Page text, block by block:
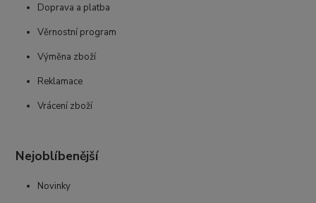
Doprava a platba
Věrnostní program
Výměna zboží
Reklamace
Vrácení zboží
Nejoblíbenější
Novinky